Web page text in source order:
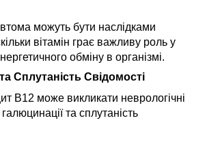
втома можуть бути наслідками
вітамін грає важливу роль у
обміну в організмі.
Сплутаність Свідомості
B12 може викликати неврологічні
та сплутаність